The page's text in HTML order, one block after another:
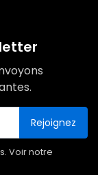
Rejoignez
Voir notre